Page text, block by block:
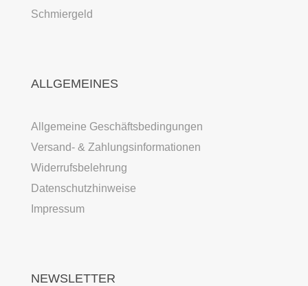
Schmiergeld
ALLGEMEINES
Allgemeine Geschäftsbedingungen
Versand- & Zahlungsinformationen
Widerrufsbelehrung
Datenschutzhinweise
Impressum
NEWSLETTER